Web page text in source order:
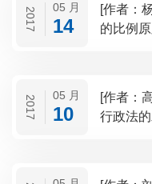
2017 05 月
14
[作者：杨登峰] 从合
的比例原
2017 05 月
10
[作者：高秦伟] 跨国
行政法